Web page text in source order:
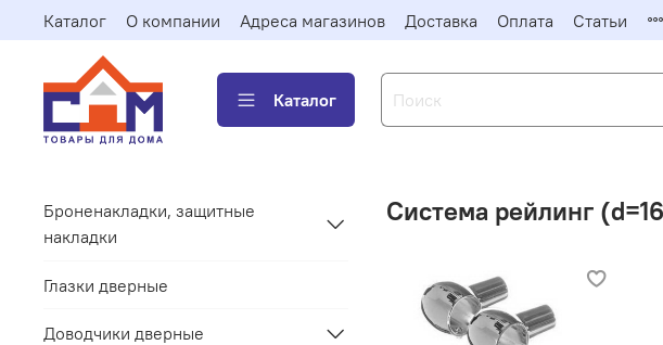
Каталог О компании Адреса магазинов Доставка Оплата Статьи
Каталог
Система рейлинг
Броненакладки, защитные
накладки
Глазки дверные
Доводчики дверные